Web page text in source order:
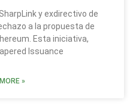
y exdirectivo de
a la propuesta de
Esta iniciativa,
Issuance
»